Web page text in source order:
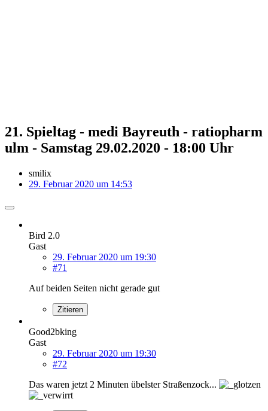
21. Spieltag - medi Bayreuth - ratiopharm
ulm - Samstag 29.02.2020 - 18:00 Uhr
smilix
29. Februar 2020 um 14:53
Bird 2.0
Gast
29. Februar 2020 um 19:30
#71
Auf beiden Seiten nicht gerade gut
Zitieren
Good2bking
Gast
29. Februar 2020 um 19:30
#72
Das waren jetzt 2 Minuten übelster Straßenzock...